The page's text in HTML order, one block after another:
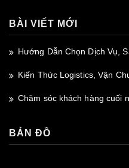
BÀI VIẾT MỚI
Hướng Dẫn Chọn Dịch Vụ,
Kiến Thức Logistics, Vận
Chăm sóc khách hàng cuối
BẢN ĐỒ